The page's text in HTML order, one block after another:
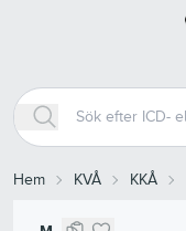
Hem KVÅ KKÅ